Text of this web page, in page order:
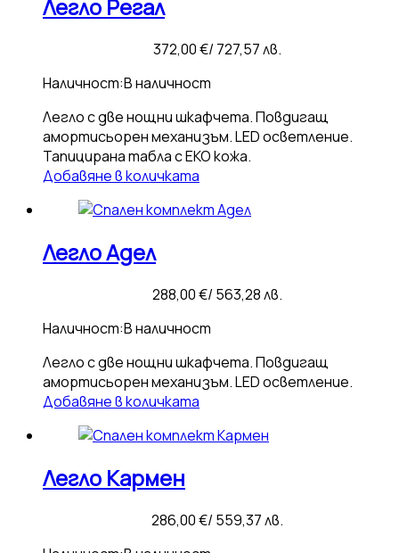
Легло Регал
372,00€/ 727,57 лв.
Наличност:В наличност
Легло с две нощни шкафчета. Повдигащ
амортисьорен механизъм. LED осветление.
Тапицирана табла с ЕКО кожа.
Добавяне в количката
Легло Адел
288,00€/ 563,28 лв.
Наличност:В наличност
Легло с две нощни шкафчета. Повдигащ
амортисьорен механизъм. LED осветление.
Добавяне в количката
Легло Кармен
286,00€/ 559,37 лв.